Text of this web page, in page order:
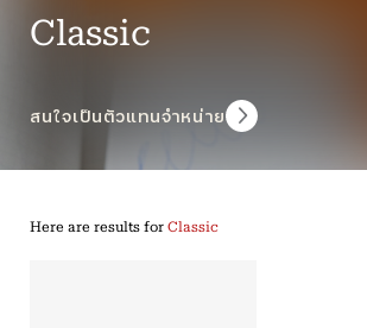
Classic
สนใจเป็นตัวแทนจำหน่าย
Here are results for Classic